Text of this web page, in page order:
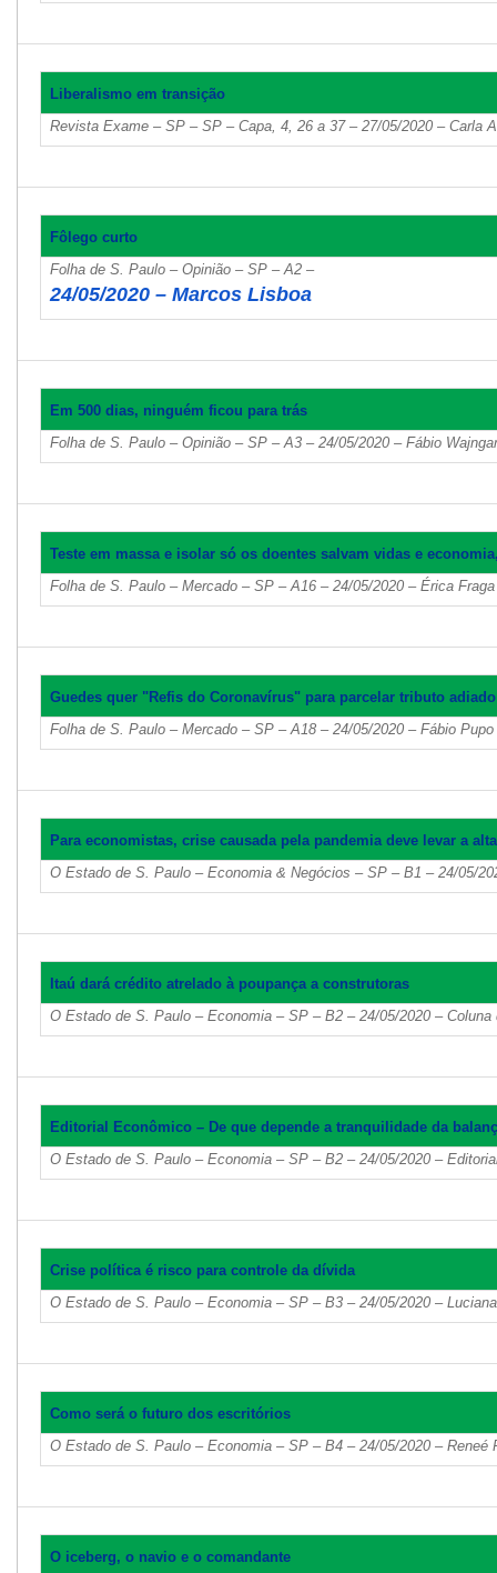
Liberalismo em transição
Revista Exame – SP – SP – Capa, 4, 26 a 37 – 27/05/2020 – Carla
Fôlego curto
Folha de S. Paulo – Opinião – SP – A2 –
24/05/2020 – Marcos Lisboa
Em 500 dias, ninguém ficou para trás
Folha de S. Paulo – Opinião – SP – A3 – 24/05/2020 – Fábio
Teste em massa e isolar só os doentes salvam vidas e
Folha de S. Paulo – Mercado – SP – A16 – 24/05/2020 – Érica Fraga
Guedes quer "Refis do Coronavírus" para parcelar tributo adiado
Folha de S. Paulo – Mercado – SP – A18 – 24/05/2020 – Fábio
Para economistas, crise causada pela pandemia deve levar a
O Estado de S. Paulo – Economia & Negócios – SP – B1 – 24/05/
Itaú dará crédito atrelado à poupança a construtoras
O Estado de S. Paulo – Economia – SP – B2 – 24/05/2020 – Coluna
Editorial Econômico – De que depende a tranquilidade da
O Estado de S. Paulo – Economia – SP – B2 – 24/05/2020 –
Crise política é risco para controle da dívida
O Estado de S. Paulo – Economia – SP – B3 – 24/05/2020 –
Como será o futuro dos escritórios
O Estado de S. Paulo – Economia – SP – B4 – 24/05/2020 – Reneé
O iceberg, o navio e o comandante